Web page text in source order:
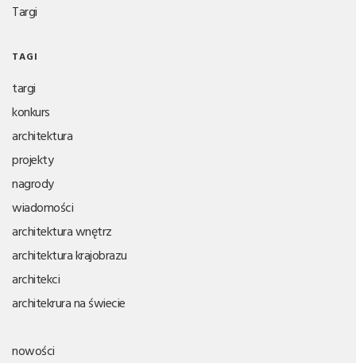
Targi
TAGI
targi
konkurs
architektura
projekty
nagrody
wiadomości
architektura wnętrz
architektura krajobrazu
architekci
architekrura na świecie
nowości